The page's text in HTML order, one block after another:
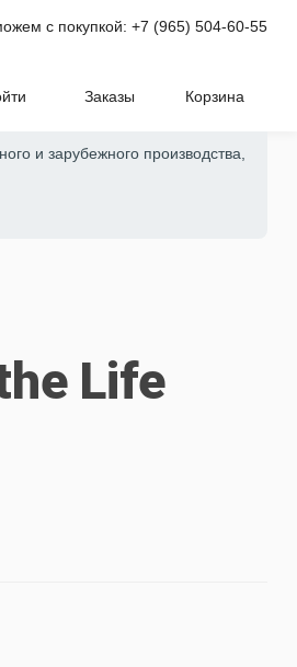
с покупкой:+7 (965) 504-60-55
Заказы Корзина
и зарубежного производства,
Life